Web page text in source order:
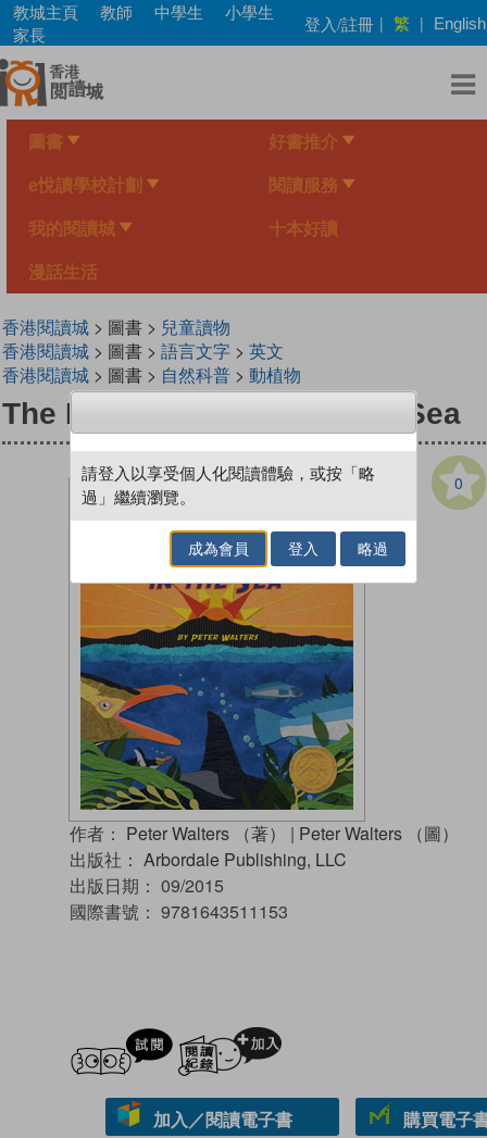
Skip
main
content
教城主頁 教師 中學生
小學生
家長
登入/註冊 | 繁 | English
圖書 好書推介
e悅讀學校計劃 閱讀服務
我的閱讀城 十本好讀
漫話生活
香港閱讀城> 圖書 > 兒童讀物
香港閱讀城> 圖書 > 語言文字> 英文
香港閱讀城> 圖書 > 自然科普> 動植物
The Hungriest Mouth in the Sea
0
作者： Peter Walters （著） | Peter Walters （圖）
出版社： Arbordale Publishing, LLC
出版日期： 09/2015
國際書號： 9781643511153
試閲
加入／閱讀電子書 購買電子
請登入以享受個人化閱讀體驗，或按「略
過」繼續瀏覽。
成為會員 登入 略過